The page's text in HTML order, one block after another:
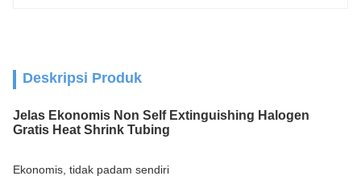
Deskripsi Produk
Jelas Ekonomis Non Self Extinguishing Halogen
Gratis Heat Shrink Tubing
Ekonomis, tidak padam sendiri